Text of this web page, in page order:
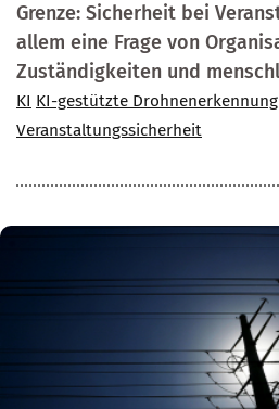
Grenze: Sicherheit bei
allem eine Frage von
Zuständigkeiten und
KI KI-gestützte Drohnenerkennung
Veranstaltungssicherheit